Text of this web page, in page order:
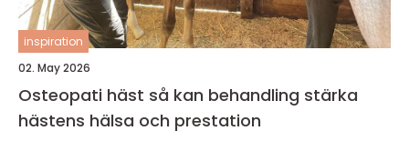
inspiration
02. May 2026
Osteopati häst så kan behandling stärka
hästens hälsa och prestation